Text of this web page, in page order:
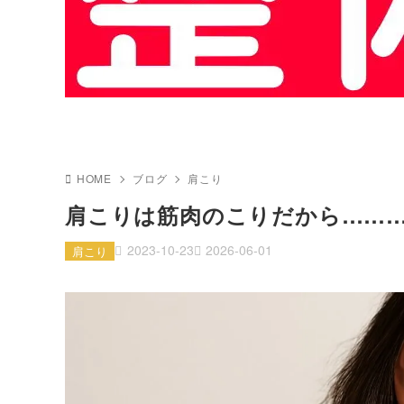
HOME ブログ 肩こり
肩こりは筋肉のこりだから
2023-10-23 2026-06-01
肩こり